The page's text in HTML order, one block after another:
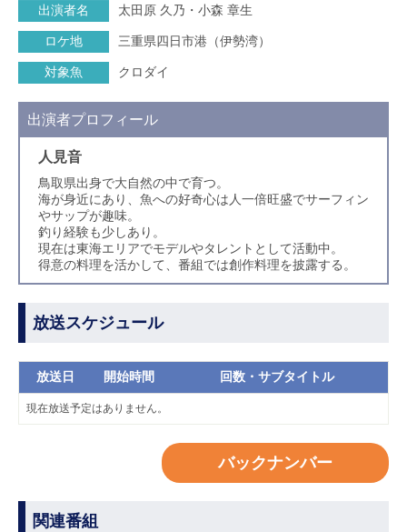
出演者名 太田原 久乃・小森 章生
ロケ地 三重県四日市港（伊勢湾）
対象魚 クロダイ
出演者プロフィール
人見音
鳥取県出身で大自然の中で育つ。
海が身近にあり、魚への好奇心は人一倍旺盛でサーフィン
やサップが趣味。
釣り経験も少しあり。
現在は東海エリアでモデルやタレントとして活動中。
得意の料理を活かして、番組では創作料理を披露する。
放送スケジュール
放送日 開始時間 回数・サブタイトル
現在放送予定はありません。
バックナンバー
関連番組